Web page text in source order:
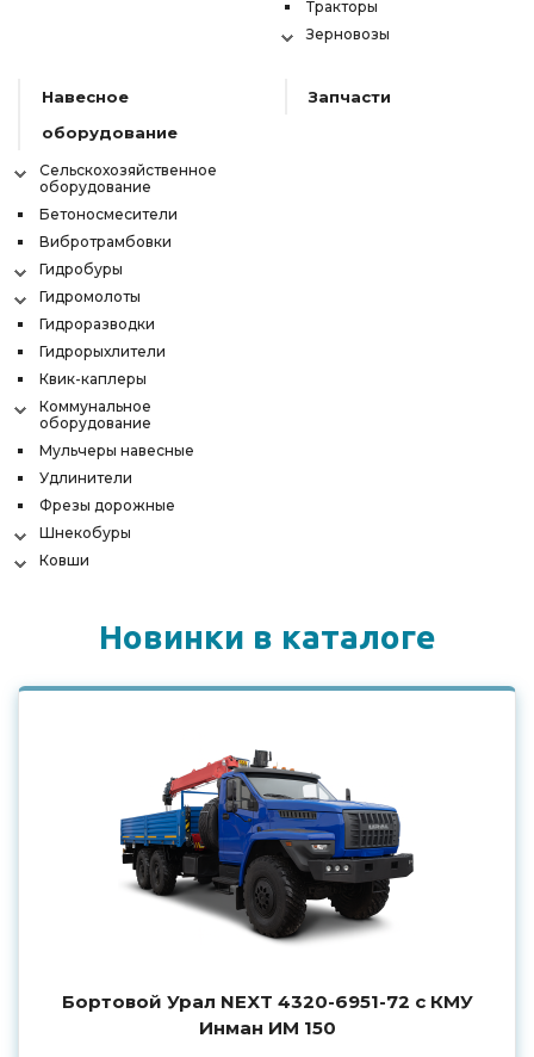
Тракторы
Зерновозы
Навесное
оборудование
Сельскохозяйственное
оборудование
Бетоносмесители
Вибротрамбовки
Гидробуры
Гидромолоты
Гидроразводки
Гидрорыхлители
Квик-каплеры
Коммунальное
оборудование
Мульчеры навесные
Удлинители
Фрезы дорожные
Шнекобуры
Ковши
Запчасти
Новинки в каталоге
Бортовой Урал NEXT 4320-6951-72 с КМУ
Инман ИМ 150